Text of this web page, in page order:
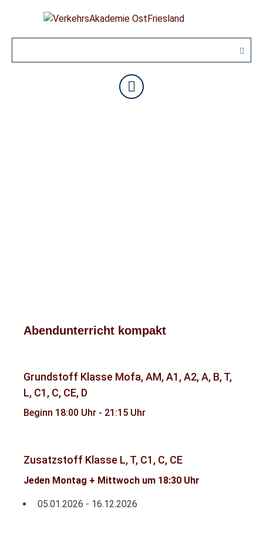
Abendunterricht kompakt
Grundstoff Klasse Mofa, AM, A1, A2, A, B, T,
L, C1, C, CE, D
Beginn 18:00 Uhr - 21:15 Uhr
Zusatzstoff Klasse L, T, C1, C, CE
Jeden Montag + Mittwoch um 18:30 Uhr
05.01.2026 - 16.12.2026